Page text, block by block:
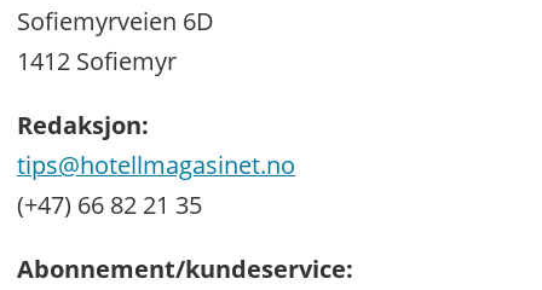
Sofiemyrveien 6D
1412 Sofiemyr
Redaksjon:
tips@hotellmagasinet.no
(+47) 66 82 21 35
Abonnement/kundeservice: